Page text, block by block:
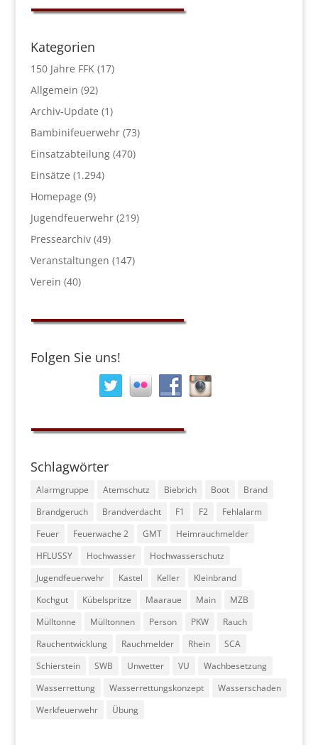
Kategorien
150 Jahre FFK(17)
Allgemein (92)
Archiv-Update (1)
Bambinifeuerwehr(73)
Einsatzabteilung(470)
Einsätze (1.294)
Homepage (9)
Jugendfeuerwehr(219)
Pressearchiv(49)
Veranstaltungen (147)
Verein (40)
Folgen Sie uns!
Schlagwörter
Alarmgruppe Atemschutz Biebrich Boot
Brand
Brandgeruch
Brandverdacht F1 F2
Fehlalarm
Feuer
Feuerwache 2 GMT
Heimrauchmelder
HFLUSSY
Hochwasser
Hochwasserschutz
Jugendfeuerwehr
Kastel Keller
Kleinbrand
Kochgut
Kübelspritze Maaraue Main
MZB
Mülltonne
Mülltonnen Person PKW
Rauch
Rauchentwicklung
Rauchmelder Rhein
SCA
Schierstein
SWB Unwetter VU
Wachbesetzung
Wasserrettung
Wasserrettungskonzept
Wasserschaden
Werkfeuerwehr
Übung